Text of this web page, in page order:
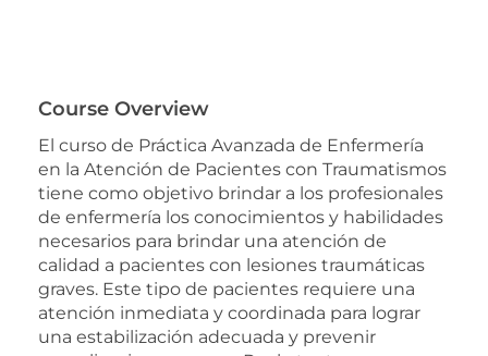
Course Overview
El curso de Práctica Avanzada de Enfermería
en la Atención de Pacientes con Traumatismos
tiene como objetivo brindar a los profesionales
de enfermería los conocimientos y habilidades
necesarios para brindar una atención de
calidad a pacientes con lesiones traumáticas
graves. Este tipo de pacientes requiere una
atención inmediata y coordinada para lograr
una estabilización adecuada y prevenir